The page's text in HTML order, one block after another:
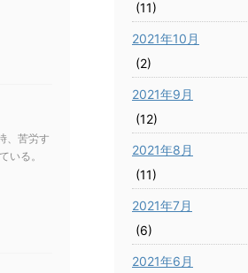
、苦労す
いる。
(11)
2021年10月
(2)
2021年9月
(12)
2021年8月
(11)
2021年7月
(6)
2021年6月